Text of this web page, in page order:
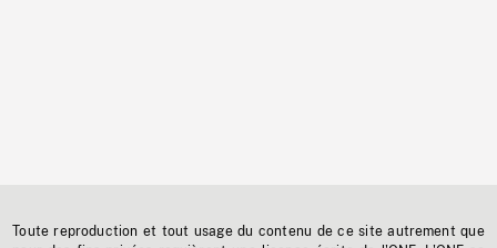
Toute reproduction et tout usage du contenu de ce site autrement que